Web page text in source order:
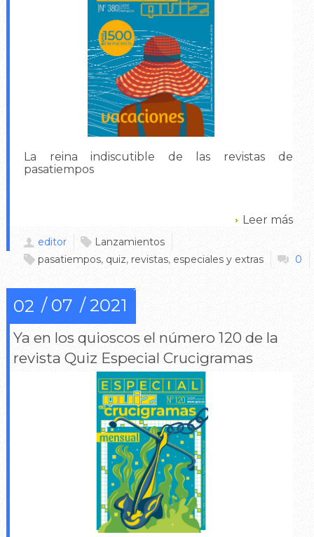
La reina indiscutible de las revistas de
pasatiempos
Leer más
editor
Lanzamientos
pasatiempos, quiz, revistas, especiales y extras 0
02 07 2021
Ya en los quioscos el número 120 de la
revista Quiz Especial Crucigramas